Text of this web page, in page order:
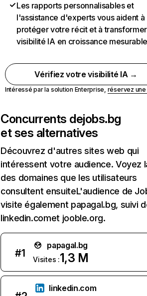
Les rapports personnalisables et
l'assistance d'experts vous aident à
protéger votre récit et à
visibilité IA en croissance
Vérifiez votre visibilité IA →
Intéressé par la solution Enterprise, réservez
Concurrents dejobs.bg
et ses alternatives
Découvrez d'autres sites web qui
intéressent votre audience. Voyez
des domaines que les utilisateurs
consultent ensuiteL'audience de
visite également papagal.bg, suivi
linkedin.comet jooble.org.
#1
papagal.bg
Visites :1,3 M
linkedin.com